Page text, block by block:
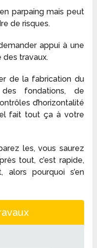
parpaing mais peut
de risques.
appui à une
travaux.
de la fabrication du
fondations, de
d’horizontalité
fait tout ça à votre
les, vous saurez
tout, c’est rapide,
alors pourquoi s’en